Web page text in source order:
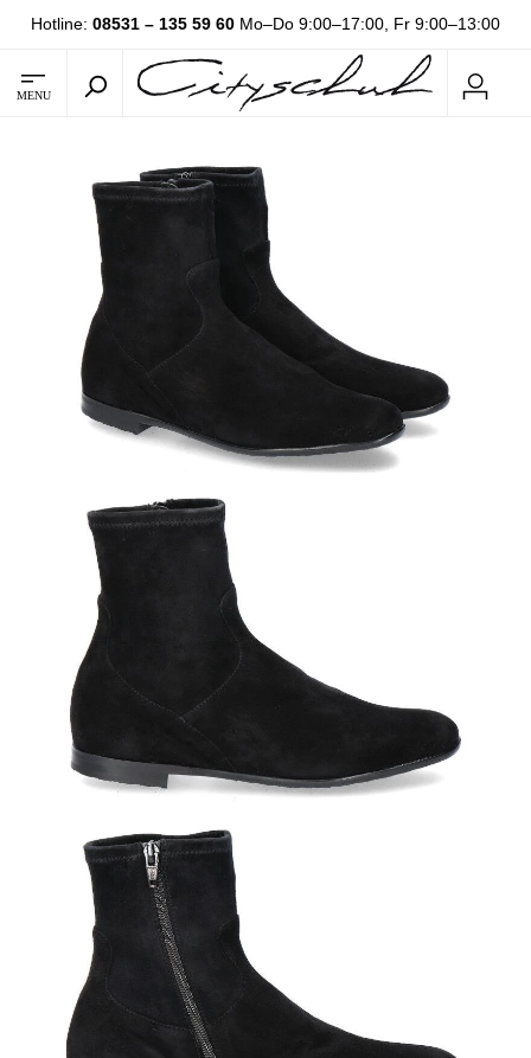
Hotline: 08531 – 135 59 60 Mo–Do 9:00–17:00, Fr 9:00–13:00
MENU